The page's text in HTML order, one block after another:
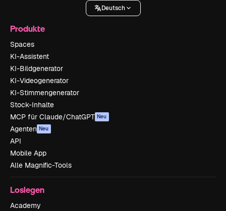
Deutsch
Produkte
Spaces
KI-Assistent
KI-Bildgenerator
KI-Videogenerator
KI-Stimmengenerator
Stock-Inhalte
MCP für Claude/ChatGPT Neu
Agenten Neu
API
Mobile App
Alle Magnific-Tools
Loslegen
Academy